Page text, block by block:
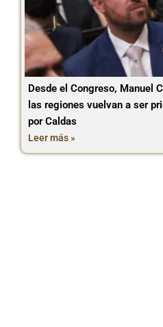
Desde el Congreso, Manuel
las regiones vuelvan a ser
por Caldas
Leer más »